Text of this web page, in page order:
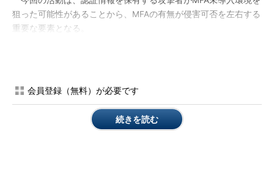
狙った可能性があることから、MFAの有無が侵害可否を左右する
重要な要素となる。
「fortiuser」「fortinet-support」「fortinet-tech-support」とい
った見覚えのないアカウントが追加されていないかを確認する必
会員登録（無料）が必要です
続きを読む